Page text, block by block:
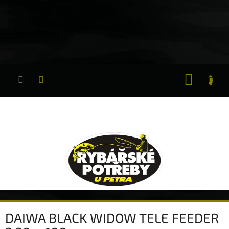
DAIWA BLACK WIDOW TELE FEEDER